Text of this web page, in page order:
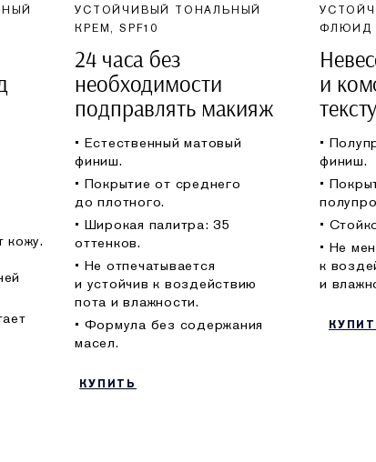
кожу.
УСТОЙЧИВЫЙ ТОНАЛЬНЫЙ
КРЕМ, SPF10
24 часа без
необходимости
подправлять макияж
• Естественный матовый
финиш.
• Покрытие от среднего
до плотного.
• Широкая палитра: 35
оттенков.
• Не отпечатывается
и устойчив к воздействию
пота и влажности.
• Формула без содержания
масел.
КУПИТЬ
ФЛЮИД
и
•
финиш.
•
•
• Не
к
и